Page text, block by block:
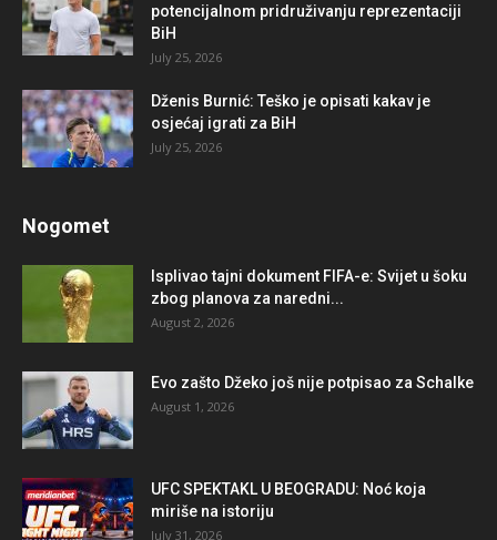
potencijalnom pridruživanju reprezentaciji
BiH
July 25, 2026
Dženis Burnić: Teško je opisati kakav je
osjećaj igrati za BiH
July 25, 2026
Nogomet
Isplivao tajni dokument FIFA-e: Svijet u šoku
zbog planova za naredni...
August 2, 2026
Evo zašto Džeko još nije potpisao za Schalke
August 1, 2026
UFC SPEKTAKL U BEOGRADU: Noć koja
miriše na istoriju
July 31, 2026